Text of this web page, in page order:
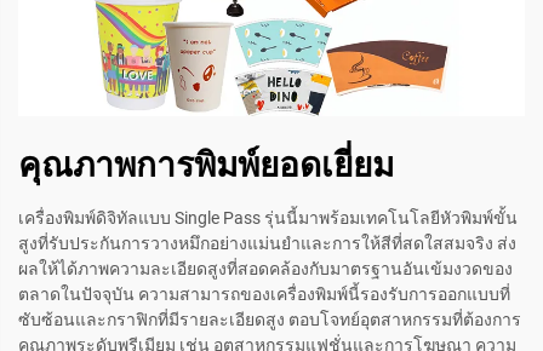
คุณภาพการพิมพ์ยอดเยี่ยม
เครื่องพิมพ์ดิจิทัลแบบ Single Pass รุ่นนี้มาพร้อมเทคโนโลยีหัวพิมพ์ขั้น
สูงที่รับประกันการวางหมึกอย่างแม่นยำและการให้สีที่สดใสสมจริง ส่ง
ผลให้ได้ภาพความละเอียดสูงที่สอดคล้องกับมาตรฐานอันเข้มงวดของ
ตลาดในปัจจุบัน ความสามารถของเครื่องพิมพ์นี้รองรับการออกแบบที่
ซับซ้อนและกราฟิกที่มีรายละเอียดสูง ตอบโจทย์อุตสาหกรรมที่ต้องการ
คุณภาพระดับพรีเมียม เช่น อุตสาหกรรมแฟชั่นและการโฆษณา ความ